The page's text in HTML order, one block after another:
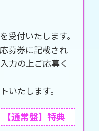
受付いたします。
募券に記載され
力の上ご応募く
いたします。
通常盤】特典